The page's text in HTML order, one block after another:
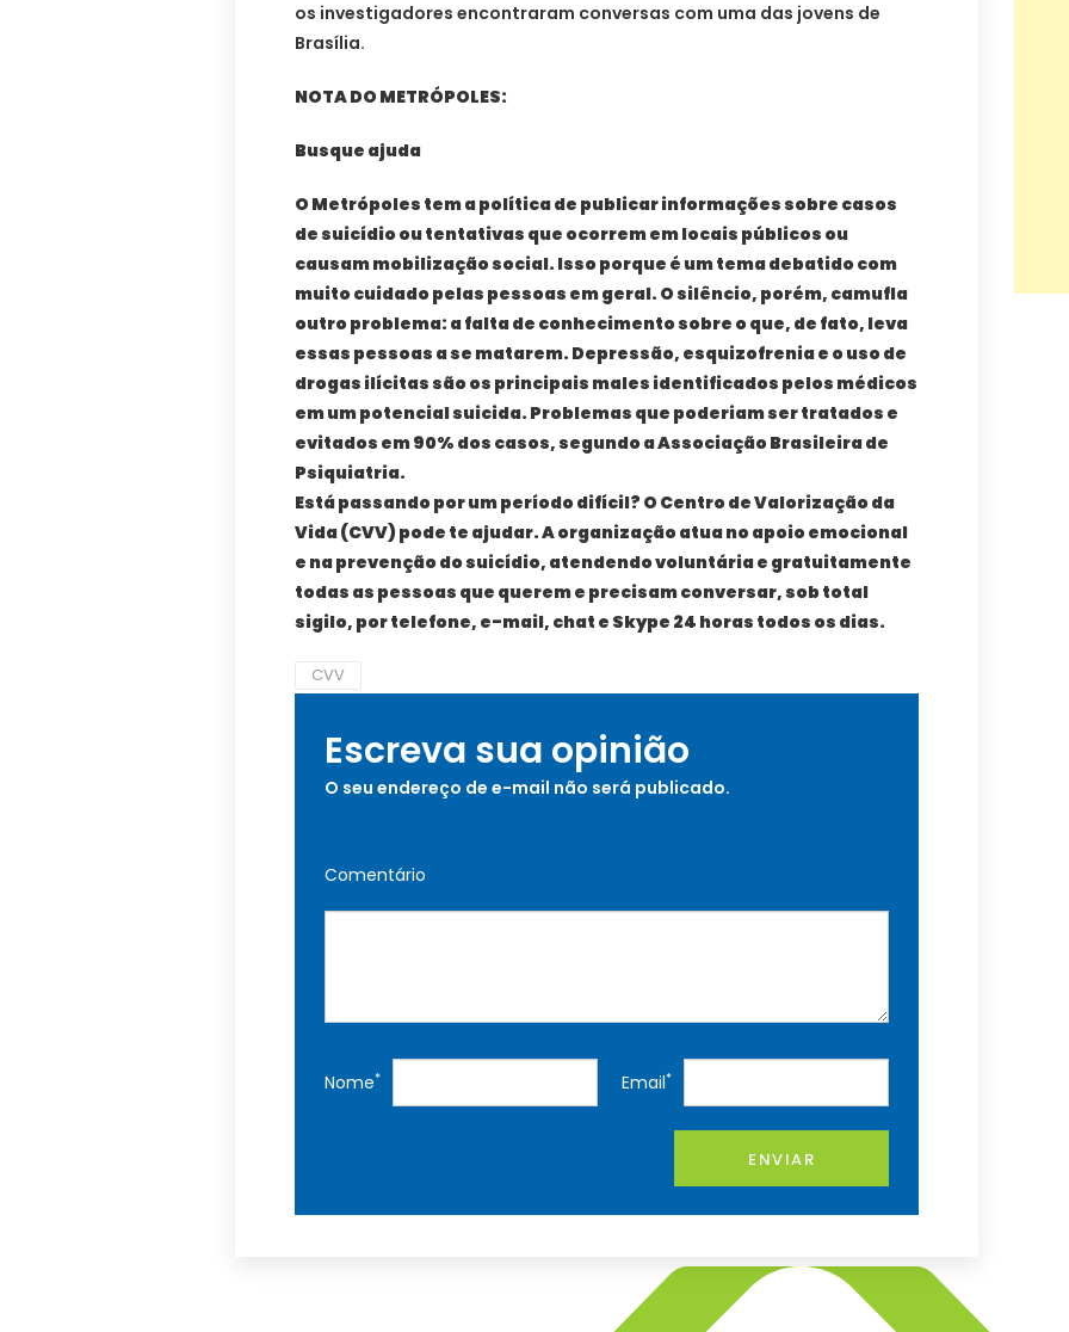
os investigadores encontraram conversas com uma das jovens de
Brasília.
NOTA DO METRÓPOLES:
Busque ajuda
O Metrópoles tem a política de publicar informações sobre casos
de suicídio ou tentativas que ocorrem em locais públicos ou
causam mobilização social. Isso porque é um tema debatido com
muito cuidado pelas pessoas em geral. O silêncio, porém, camufla
outro problema: a falta de conhecimento sobre o que, de fato, leva
essas pessoas a se matarem. Depressão, esquizofrenia e o uso de
drogas ilícitas são os principais males identificados pelos médicos
em um potencial suicida. Problemas que poderiam ser tratados e
evitados em 90% dos casos, segundo a Associação Brasileira de
Psiquiatria.
Está passando por um período difícil? O Centro de Valorização da
Vida (CVV) pode te ajudar. A organização atua no apoio emocional
e na prevenção do suicídio, atendendo voluntária e gratuitamente
todas as pessoas que querem e precisam conversar, sob total
sigilo, por telefone, e-mail, chat e Skype 24 horas todos os dias.
CVV
Escreva sua opinião
O seu endereço de e-mail não será publicado.
Comentário
Nome* Email*
ENVIAR